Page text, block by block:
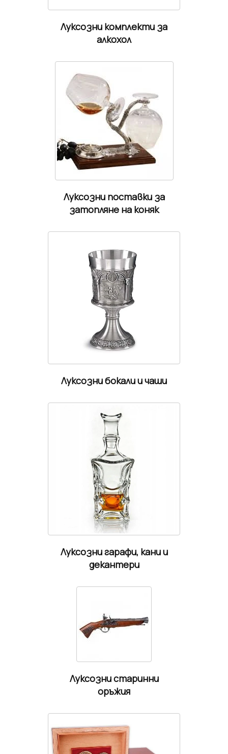
Луксозни комплекти за
алкохол
Луксозни поставки за
затопляне на коняк
Луксозни бокали и чаши
Луксозни гарафи, кани и
декантери
Луксозни старинни
оръжия